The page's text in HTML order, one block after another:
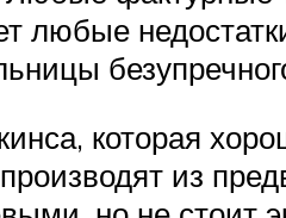
любые
которая
из